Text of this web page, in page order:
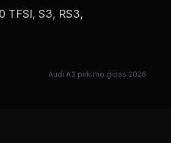
TFSI, S3, RS3,
Audi A3 pirkimo gidas 2026